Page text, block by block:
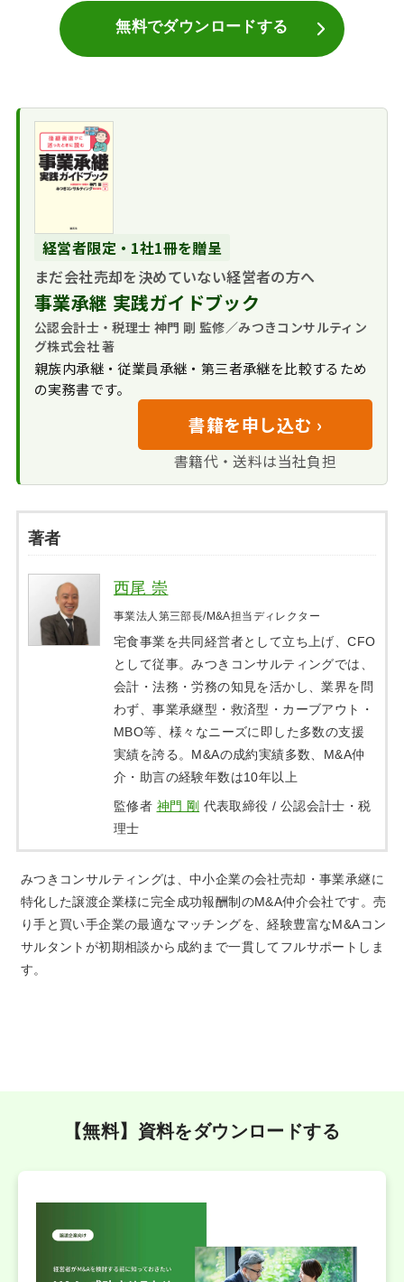
無料でダウンロードする
経営者限定・1社1冊を贈呈
まだ会社売却を決めていない経営者の方へ
事業承継 実践ガイドブック
公認会計士・税理士 神門 剛 監修／みつきコンサルティン
グ株式会社 著
親族内承継・従業員承継・第三者承継を比較するため
の実務書です。
書籍を申し込む ›
書籍代・送料は当社負担
著者
西尾 崇
事業法人第三部長/M&A担当ディレクター
宅食事業を共同経営者として立ち上げ、CFO
として従事。みつきコンサルティングでは、
会計・法務・労務の知見を活かし、業界を問
わず、事業承継型・救済型・カーブアウト・
MBO等、様々なニーズに即した多数の支援
実績を誇る。M&Aの成約実績多数、M&A仲
介・助言の経験年数は10年以上
監修者 神門 剛 代表取締役 / 公認会計士・税
理士
みつきコンサルティングは、中小企業の会社売却・事業承継に
特化した譲渡企業様に完全成功報酬制のM&A仲介会社です。売
り手と買い手企業の最適なマッチングを、経験豊富なM&Aコン
サルタントが初期相談から成約まで一貫してフルサポートしま
す。
【無料】資料をダウンロードする